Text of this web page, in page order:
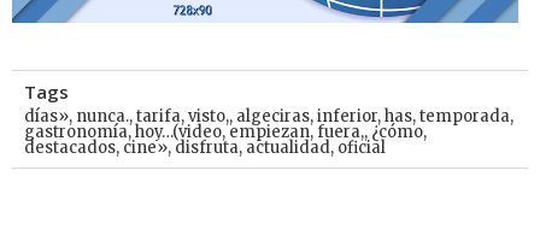
Tags
días», nunca.,tarifa,visto,, algeciras,inferior,has,temporada,
gastronomía,hoy…(video,empiezan,fuera,, ¿cómo,
destacados, cine», disfruta, actualidad, oficial